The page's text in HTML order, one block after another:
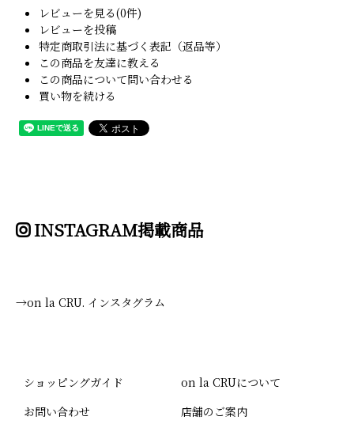
レビューを見る(0件)
レビューを投稿
特定商取引法に基づく表記（返品等）
この商品を友達に教える
この商品について問い合わせる
買い物を続ける
INSTAGRAM掲載商品
→on la CRU. インスタグラム
ショッピングガイド
お問い合わせ
on la CRUについて
店舗のご案内